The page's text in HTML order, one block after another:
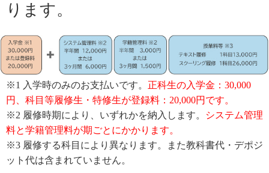
ります。
※1 入学時のみのお支払いです。 正科生の入学金：30,000
円、科目等履修生・特修生が登録料：20,000円です。
※2 履修時期により、いずれかを納入します。
システム管理
料と学籍管理料が期ごとにかかります。
※3 履修する科目により異なります。また教科書代・デポジ
ット代は含まれていません。